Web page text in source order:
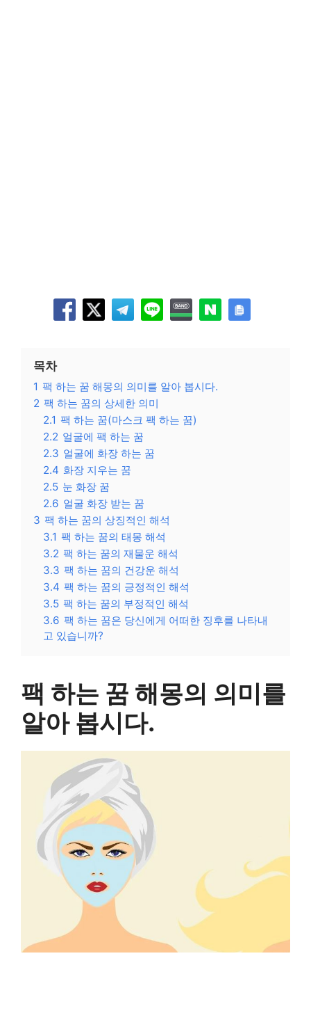
목차
1 팩 하는 꿈 해몽의 의미를 알아 봅시다.
2 팩 하는 꿈의 상세한 의미
2.1 팩 하는 꿈(마스크 팩 하는 꿈)
2.2 얼굴에 팩 하는 꿈
2.3 얼굴에 화장 하는 꿈
2.4 화장 지우는 꿈
2.5 눈 화장 꿈
2.6 얼굴 화장 받는 꿈
3 팩 하는 꿈의 상징적인 해석
3.1 팩 하는 꿈의 태몽 해석
3.2 팩 하는 꿈의 재물운 해석
3.3 팩 하는 꿈의 건강운 해석
3.4 팩 하는 꿈의 긍정적인 해석
3.5 팩 하는 꿈의 부정적인 해석
3.6 팩 하는 꿈은 당신에게 어떠한 징후를 나타내
고 있습니까?
팩 하는 꿈 해몽의 의미를
알아 봅시다.